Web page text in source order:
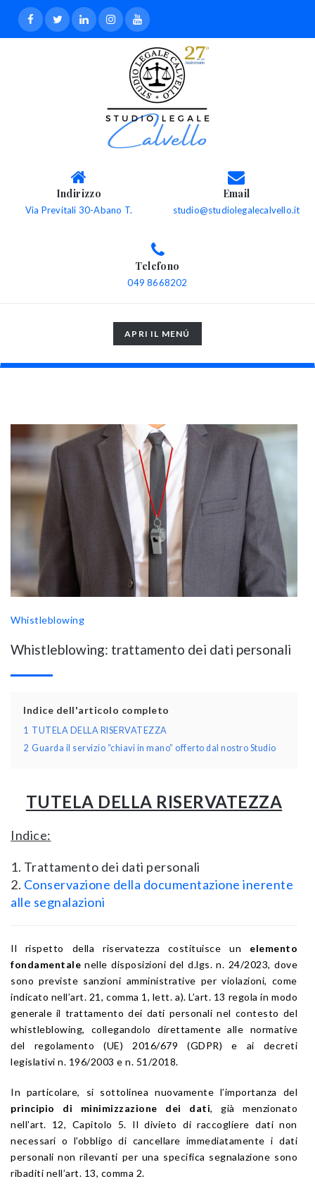
Indirizzo
Via Previtali 30-Abano T.
Email
studio@studiolegalecalvello.it
Telefono
049 8668202
TOGGLE
NAVIGATION
APRI IL MENÚ
Whistleblowing
Whistleblowing: trattamento dei dati personali
Indice dell'articolo completo
1 TUTELA DELLA RISERVATEZZA
2 Guarda il servizio “chiavi in mano” offerto dal nostro Studio
TUTELA DELLA RISERVATEZZA
Indice:
1. Trattamento dei dati personali
2. Conservazione della documentazione inerente
alle segnalazioni
Il rispetto della riservatezza costituisce un elemento
fondamentale nelle disposizioni del d.lgs. n. 24/2023, dove
sono previste sanzioni amministrative per violazioni, come
indicato nell’art. 21, comma 1, lett. a). L’art. 13 regola in modo
generale il trattamento dei dati personali nel contesto del
whistleblowing, collegandolo direttamente alle normative
del regolamento (UE) 2016/679 (GDPR) e ai decreti
legislativi n. 196/2003 e n. 51/2018.
In particolare, si sottolinea nuovamente l’importanza del
principio di minimizzazione dei dati, già menzionato
nell’art. 12, Capitolo 5. Il divieto di raccogliere dati non
necessari o l’obbligo di cancellare immediatamente i dati
personali non rilevanti per una specifica segnalazione sono
ribaditi nell’art. 13, comma 2.